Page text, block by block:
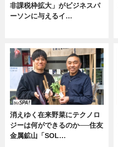
非課税枠拡大」がビジネスパ
ーソンに与えるイ…
消えゆく在来野菜にテクノロ
ジーは何ができるのか──住友
金属鉱山「SOL…